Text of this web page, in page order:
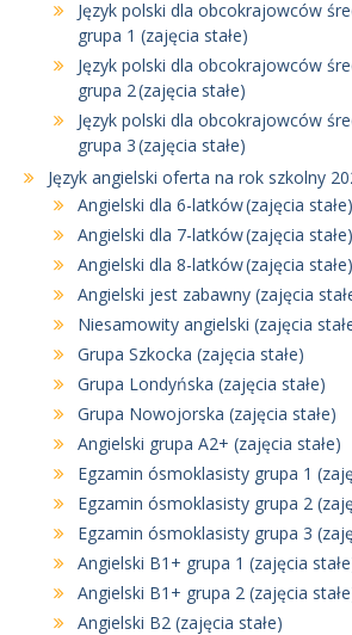
Język polski dla obcokrajowców
grupa 1 (zajęcia stałe)
Język polski dla obcokrajowców
grupa 2 (zajęcia stałe)
Język polski dla obcokrajowców
grupa 3 (zajęcia stałe)
Język angielski oferta na rok szkolny
Angielski dla 6-latków (zajęcia stałe)
Angielski dla 7-latków (zajęcia stałe)
Angielski dla 8-latków (zajęcia stałe)
Angielski jest zabawny (zajęcia
Niesamowity angielski (zajęcia
Grupa Szkocka (zajęcia stałe)
Grupa Londyńska (zajęcia stałe)
Grupa Nowojorska (zajęcia stałe)
Angielski grupa A2+ (zajęcia stałe)
Egzamin ósmoklasisty grupa 1
Egzamin ósmoklasisty grupa 2
Egzamin ósmoklasisty grupa 3
Angielski B1+ grupa 1 (zajęcia
Angielski B1+ grupa 2 (zajęcia
Angielski B2 (zajęcia stałe)